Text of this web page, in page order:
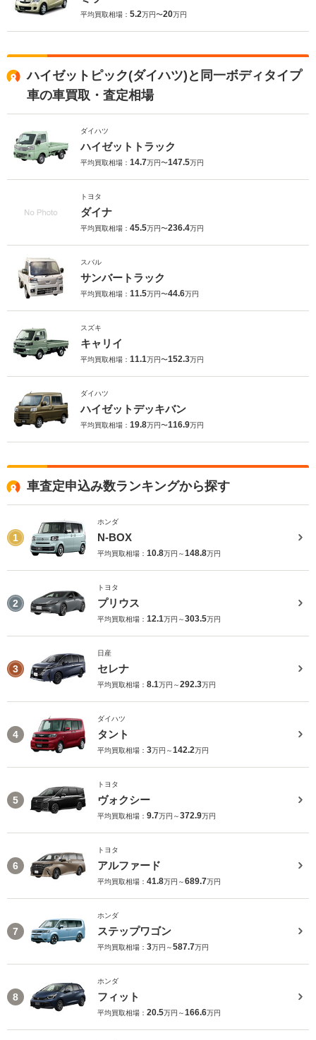
平均買取相場： 5.2万円〜20万円
ハイゼットピック(ダイハツ)と同一ボディタイプ
車の車買取・査定相場
ダイハツ
ハイゼットトラック
平均買取相場： 14.7万円〜147.5万円
トヨタ
ダイナ
平均買取相場： 45.5万円〜236.4万円
スバル
サンバートラック
平均買取相場： 11.5万円〜44.6万円
スズキ
キャリイ
平均買取相場： 11.1万円〜152.3万円
ダイハツ
ハイゼットデッキバン
平均買取相場： 19.8万円〜116.9万円
車査定申込み数ランキングから探す
1
ホンダ
N-BOX
平均買取相場： 10.8万円～148.8万円
2
トヨタ
プリウス
平均買取相場： 12.1万円～303.5万円
3
日産
セレナ
平均買取相場： 8.1万円～292.3万円
4
ダイハツ
タント
平均買取相場： 3万円～142.2万円
5
トヨタ
ヴォクシー
平均買取相場： 9.7万円～372.9万円
6
トヨタ
アルファード
平均買取相場： 41.8万円～689.7万円
7
ホンダ
ステップワゴン
平均買取相場： 3万円～587.7万円
8
ホンダ
フィット
平均買取相場： 20.5万円～166.6万円